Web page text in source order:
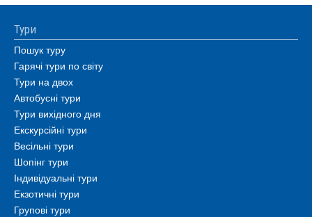
Тури
Пошук туру
Гарячі тури по світу
Тури на двох
Автобусні тури
Тури вихідного дня
Екскурсійні тури
Весільні тури
Шопінг тури
Індивідуальні тури
Екзотичні тури
Групові тури